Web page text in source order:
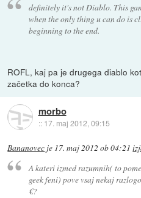
definitely it's not Diablo. This
when the only thing u can do is
beginning to the end.
ROFL, kaj pa je drugega diablo
začetka do konca?
morbo
:: 17. maj 2012, 09:15
Bananovec je 17. maj 2012 ob 04:21
A kateri izmed razumnih( to
geek feni) pove vsaj nekaj
€?